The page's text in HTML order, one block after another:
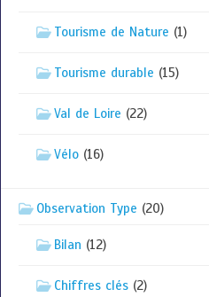
Tourisme de Nature (1)
Tourisme durable (15)
Val de Loire (22)
Vélo (16)
Observation Type (20)
Bilan (12)
Chiffres clés (2)